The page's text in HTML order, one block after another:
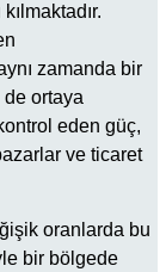
zamanda bir
ortaya
eden güç,
ve ticaret
oranlarda bu
bir bölgede